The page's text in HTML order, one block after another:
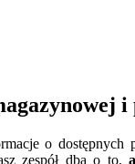
o
zespół dba o to,